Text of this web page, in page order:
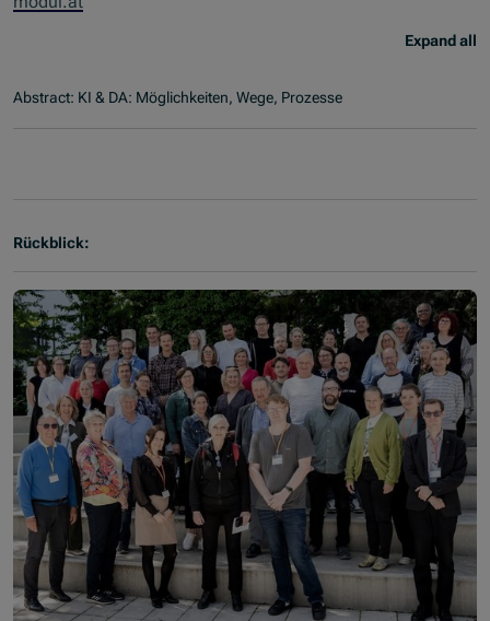
Expand all
Abstract: KI & DA: Möglichkeiten, Wege, Prozesse
Rückblick: